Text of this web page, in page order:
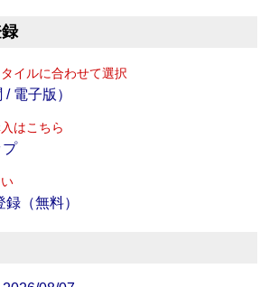
イルに合わせて選択
電子版）
はこちら
プ
（無料）